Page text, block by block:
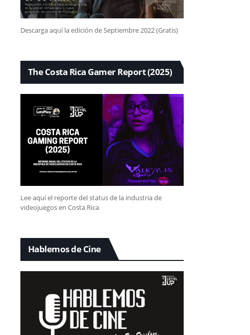
Descarga aquí la edición de Septiembre 2022 (Gratis)
The Costa Rica Gamer Report (2025)
Lee aquí el reporte del status de la industria de
videojuegos en Costa Rica
Hablemos de Cine